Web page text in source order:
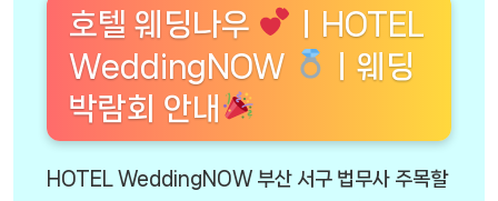
호텔 웨딩나우
ㅣHOTEL
WeddingNOW
ㅣ웨딩
박람회 안내
HOTEL WeddingNOW 부산 서구 법무사 주목할